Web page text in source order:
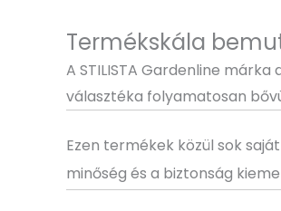
Termékskála
A STILISTA Gardenline
választéka folyamatosan
Ezen termékek közül sok
minőség és a biztonság